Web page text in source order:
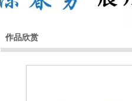
作品欣赏